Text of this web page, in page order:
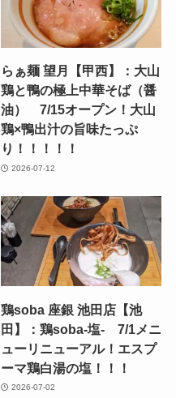
らぁ麺 望月【甲西】：大山
鶏と鴨の極上中華そば（醤
油） 7/15オープン！大山
鶏×鴨出汁の旨味たっぷ
り！！！！！
2026-07-12
鶏soba 座銀 池田店【池
田】：鶏soba-塩- 7/1メニ
ューリニューアル！エスプ
ーマ鶏白湯の塩！！！
2026-07-02